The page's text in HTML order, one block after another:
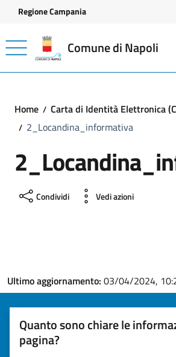
Vai ai contenuti
Vai al footer
Regione Campania
Comune di Napoli
Home
Carta di Identità Elettronica
2_Locandina_informativa
Condividi Vedi azioni
Ultimo aggiornamento: 03/04/2024,
Quanto sono chiare le
pagina?